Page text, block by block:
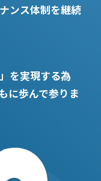
ンス体制を継続
を実現する為
に歩んで参りま